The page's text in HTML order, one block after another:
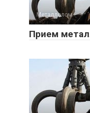
Металлолом
Прием